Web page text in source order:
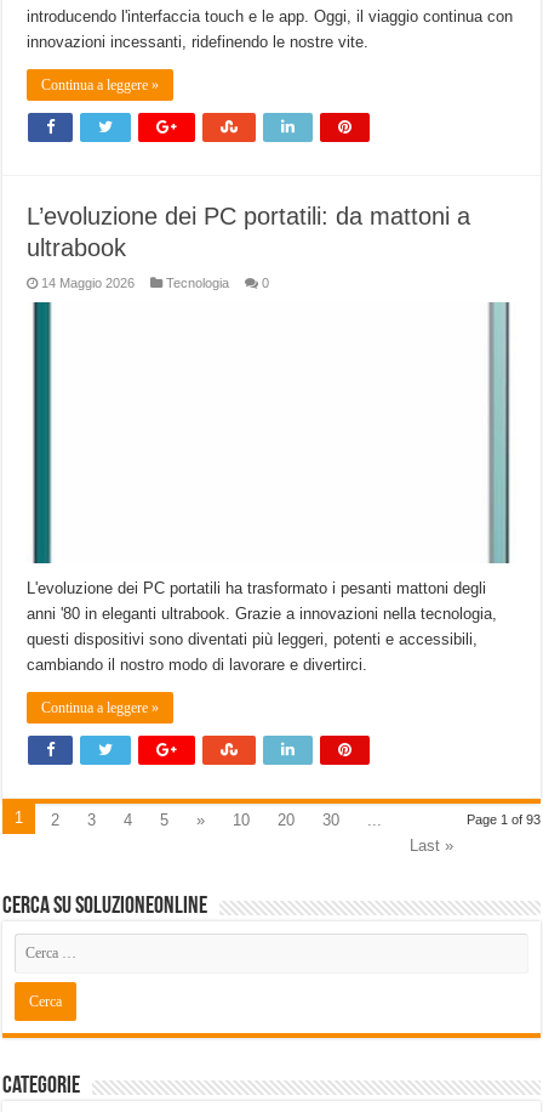
introducendo l'interfaccia touch e le app. Oggi, il viaggio continua con
innovazioni incessanti, ridefinendo le nostre vite.
Continua a leggere »
L’evoluzione dei PC portatili: da mattoni a
ultrabook
14 Maggio 2026 Tecnologia 0
L'evoluzione dei PC portatili ha trasformato i pesanti mattoni degli
anni '80 in eleganti ultrabook. Grazie a innovazioni nella tecnologia,
questi dispositivi sono diventati più leggeri, potenti e accessibili,
cambiando il nostro modo di lavorare e divertirci.
Continua a leggere »
Page 1 of 93
1 2 3 4 5 » 10 20 30
...
Last »
Cerca su SoluzioneOnline
Categorie